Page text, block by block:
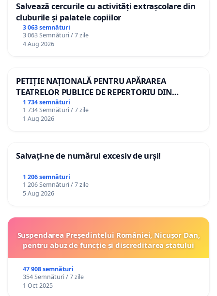
Salvează cercurile cu activități extrașcolare din
cluburile și palatele copiilor
3 063 semnături
3 063 Semnături / 7 zile
4 Aug 2026
PETIȚIE NAȚIONALĂ PENTRU APĂRAREA
TEATRELOR PUBLICE DE REPERTORIU DIN
ROMÂNIA
1 734 semnături
1 734 Semnături / 7 zile
1 Aug 2026
Salvați-ne de numărul excesiv de urși!
1 206 semnături
1 206 Semnături / 7 zile
5 Aug 2026
Suspendarea Președintelui României, Nicușor Dan,
pentru abuz de funcție și discreditarea statului
47 908 semnături
354 Semnături / 7 zile
1 Oct 2025